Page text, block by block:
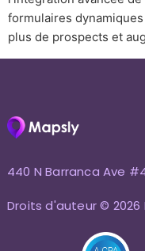
formulaires
plus de prospects et
440 N Barranca Ave
Droits d'auteur © 2026